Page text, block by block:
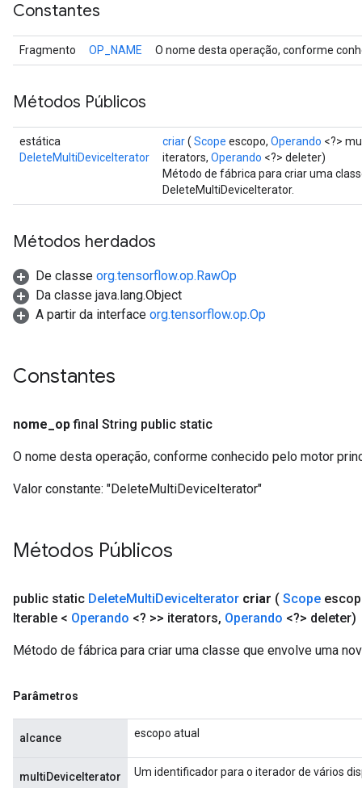
Constantes
Fragmento OP_NAME O nome desta operação, conforme
Métodos Públicos
estática
DeleteMultiDeviceIterator
criar( Scope escopo, Operando <?>
iterators, Operando <?> deleter)
Método de fábrica para criar uma
DeleteMultiDeviceIterator.
Métodos herdados
De classe org.tensorflow.op.RawOp
Da classe java.lang.Object
A partir da interface org.tensorflow.op.Op
Constantes
nome op final String public static
O nome desta operação, conforme conhecido pelo motor
Valor constante: "DeleteMultiDeviceIterator"
Métodos Públicos
public static DeleteMultiDeviceIterator criar ( Scope
Iterable < Operando <? >> iterators, Operando <?> deleter)
Método de fábrica para criar uma classe que envolve uma
Parâmetros
alcance escopo atual
multiDeviceIterator Um identificador para o iterador de vários